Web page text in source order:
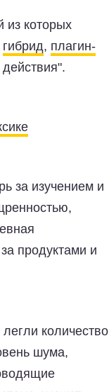
из которых
гибрид, плагин-
за изучением и
продуктами и
количество
шума,